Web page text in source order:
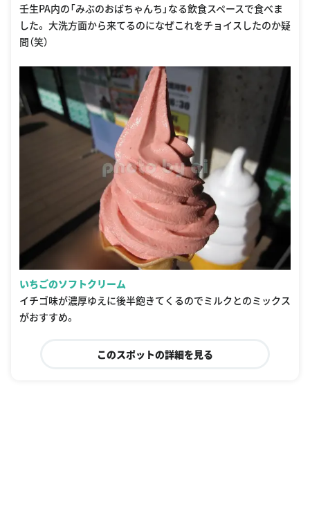
壬生PA内の「みぶのおばちゃんち」なる飲食スペースで食べま
した。 大洗方面から来てるのになぜこれをチョイスしたのか疑
問（笑）
いちごのソフトクリーム
イチゴ味が濃厚ゆえに後半飽きてくるのでミルクとのミックス
がおすすめ。
このスポットの詳細を見る